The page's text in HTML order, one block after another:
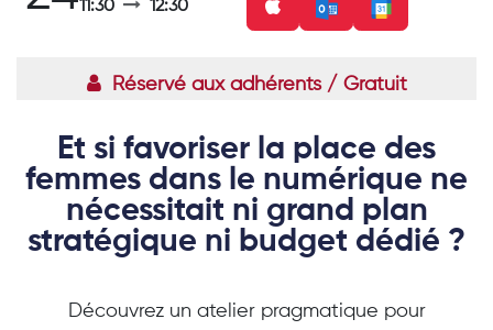
11:30
12:30
Réservé aux adhérents / Gratuit
Et si favoriser la place des
femmes dans le numérique ne
nécessitait ni grand plan
stratégique ni budget dédié ?
Découvrez un atelier pragmatique pour